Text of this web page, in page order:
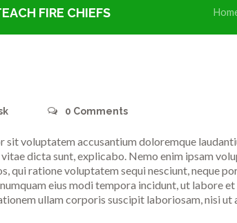
FIRE CHIEFS
0 Comments
sit voluptatem accusantium doloremque
dicta sunt, explicabo. Nemo enim ipsam
qui ratione voluptatem sequi nesciunt, neque
eius modi tempora incidunt, ut labore
ullam corporis suscipit laboriosam, nisi ut